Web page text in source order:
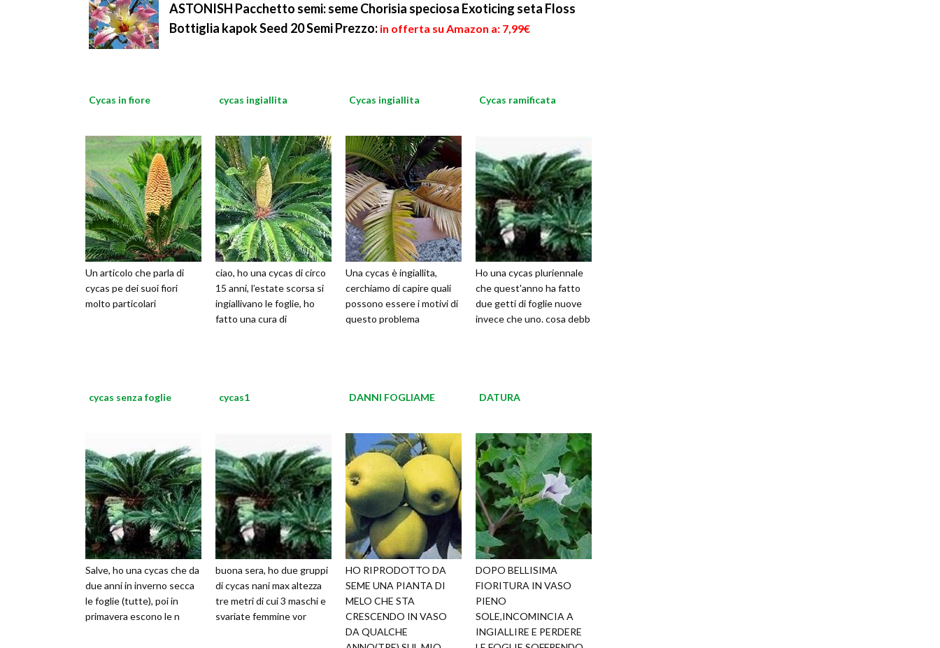
ASTONISH Pacchetto semi: seme Chorisia speciosa Exoticing seta Floss
Bottiglia kapok Seed 20 SemiPrezzo: in offerta su Amazon a: 7,99€
Cycas in fiore
Un articolo che parla di
cycas pe dei suoi fiori
molto particolari
cycas ingiallita
ciao, ho una cycas di circo
15 anni, l’estate scorsa si
ingiallivano le foglie, ho
fatto una cura di
Cycas ingiallita
Una cycas è ingiallita,
cerchiamo di capire quali
possono essere i motivi di
questo problema
Cycas ramificata
Ho una cycas pluriennale
che quest'anno ha fatto
due getti di foglie nuove
invece che uno. cosa debb
cycas senza foglie
Salve, ho una cycas che da
due anni in inverno secca
le foglie (tutte), poi in
primavera escono le n
cycas1
buona sera, ho due gruppi
di cycas nani max altezza
tre metri di cui 3 maschi e
svariate femmine vor
DANNI FOGLIAME
HO RIPRODOTTO DA
SEME UNA PIANTA DI
MELO CHE STA
CRESCENDO IN VASO
DA QUALCHE
DATURA
DOPO BELLISIMA
FIORITURA IN VASO
PIENO
SOLE,INCOMINCIA A
INGIALLIRE E PERDERE